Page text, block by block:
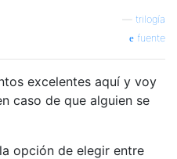
trilogía
fuente
excelentes aquí y voy
caso de que alguien se
opción de elegir entre